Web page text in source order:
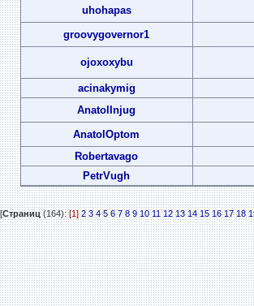
uhohapas
groovygovernor1
ojoxoxybu
acinakymig
AnatolInjug
AnatolOptom
Robertavago
PetrVugh
[Страниц(164):[1] 2 3 4 5 6 7 8 9 10 11 12 13 14 15 16 17 18